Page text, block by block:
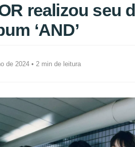
realizou seu
‘AND’
de 2024 • 2 min de leitura